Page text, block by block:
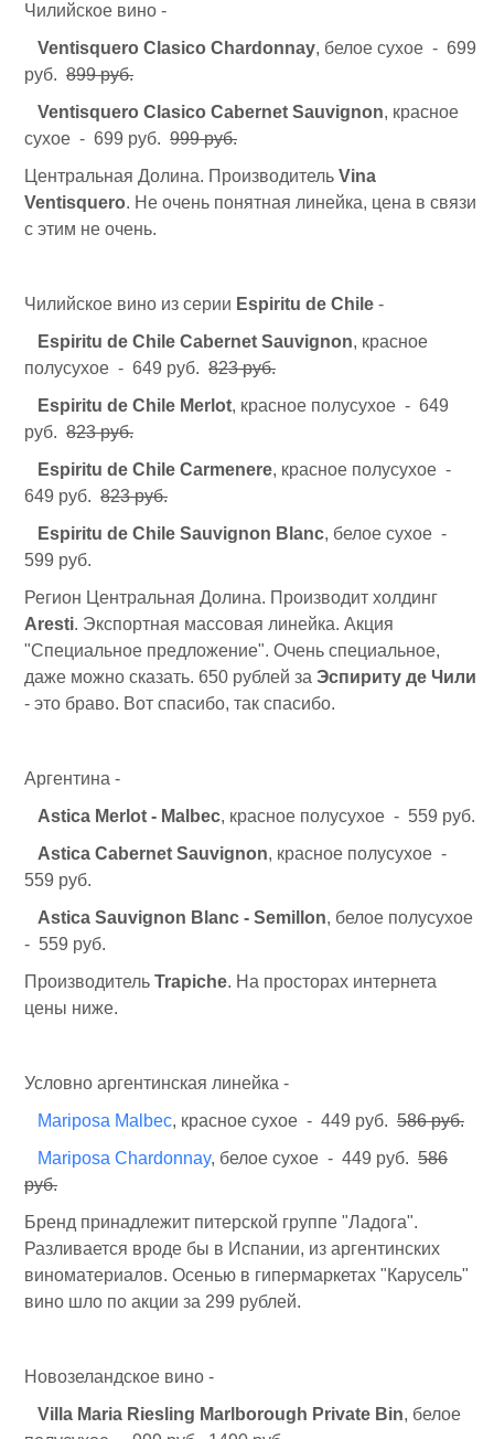
Чилийское вино -
Ventisquero Clasico Chardonnay, белое сухое - 699
руб. 899 руб.
Ventisquero Clasico Cabernet Sauvignon, красное
сухое - 699 руб. 999 руб.
Центральная Долина. Производитель Vina
Ventisquero. Не очень понятная линейка, цена в связи
с этим не очень.
Чилийское вино из серии Espiritu de Chile -
Espiritu de Chile Cabernet Sauvignon, красное
полусухое - 649 руб. 823 руб.
Espiritu de Chile Merlot, красное полусухое - 649
руб. 823 руб.
Espiritu de Chile Carmenere, красное полусухое -
649 руб. 823 руб.
Espiritu de Chile Sauvignon Blanc, белое сухое -
599 руб.
Регион Центральная Долина. Производит холдинг
Aresti. Экспортная массовая линейка. Акция
"Специальное предложение". Очень специальное,
даже можно сказать. 650 рублей за Эспириту де Чили
- это браво. Вот спасибо, так спасибо.
Аргентина -
Astica Merlot - Malbec, красное полусухое - 559 руб.
Astica Cabernet Sauvignon, красное полусухое -
559 руб.
Astica Sauvignon Blanc - Semillon, белое полусухое
- 559 руб.
Производитель Trapiche. На просторах интернета
цены ниже.
Условно аргентинская линейка -
Mariposa Malbec, красное сухое - 449 руб. 586 руб.
Mariposa Chardonnay, белое сухое - 449 руб. 586
руб.
Бренд принадлежит питерской группе "Ладога".
Разливается вроде бы в Испании, из аргентинских
виноматериалов. Осенью в гипермаркетах "Карусель"
вино шло по акции за 299 рублей.
Новозеландское вино -
Villa Maria Riesling Marlborough Private Bin, белое